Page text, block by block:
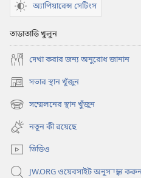
অ্যাপিয়ারেন্স সেটিংস
তাড়াতাড়ি খুলুন
দেখা করার জন্য অনুরোধ জানান
সভার স্থান খুঁজুন
(opens
new
window)
সম্মেলনের স্থান খুঁজুন
(opens
new
window)
নতুন কী রয়েছে
ভিডিও
JW.ORG ওয়েবসাইট অনুসন্ধান